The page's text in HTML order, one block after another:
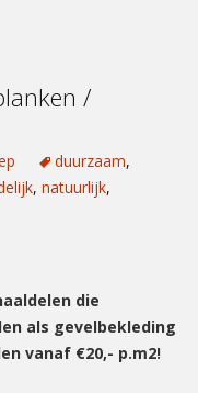
/
duurzaam,
, natuurlijk,
die
als gevelbekleding
vanaf €20,- p.m2!